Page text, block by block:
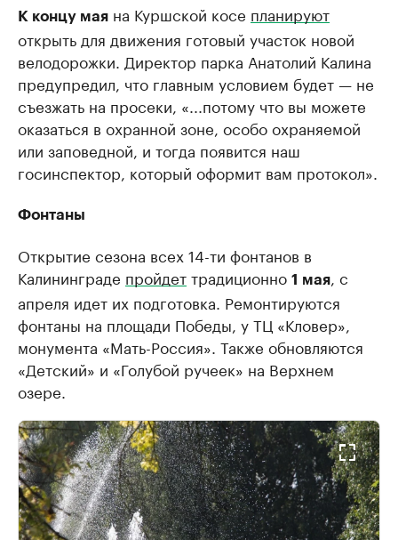
К концу мая на Куршской косе планируют
открыть для движения готовый участок новой
велодорожки. Директор парка Анатолий Калина
предупредил, что главным условием будет — не
съезжать на просеки, «...потому что вы можете
оказаться в охранной зоне, особо охраняемой
или заповедной, и тогда появится наш
госинспектор, который оформит вам протокол».
Фонтаны
Открытие сезона всех 14-ти фонтанов в
Калининграде пройдеттрадиционно 1 мая , с
апреля идет их подготовка. Ремонтируются
фонтаны на площади Победы, у ТЦ «Кловер»,
монумента «Мать-Россия». Также обновляются
«Детский» и «Голубой ручеек» на Верхнем
озере.